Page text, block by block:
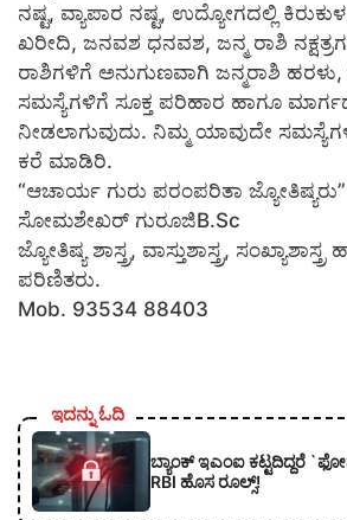
ನಷ್ಟ, ವ್ಯಾಪಾರ ನಷ್ಟ, ಉದ್ಯೋಗದಲ್ಲಿ
ಖರೀದಿ, ಜನವಶ ಧನವಶ, ಜನ್ಮ ರಾಶಿ
ರಾಶಿಗಳಿಗೆ ಅನುಗುಣವಾಗಿ ಜನ್ಮರಾಶಿ ಹರಳು,
ಸಮಸ್ಯೆಗಳಿಗೆ ಸೂಕ್ತ ಪರಿಹಾರ ಹಾಗೂ
ನೀಡಲಾಗುವುದು. ನಿಮ್ಮ ಯಾವುದೇ
ಕರೆ ಮಾಡಿರಿ.
“ಆಚಾರ್ಯ ಗುರು ಪರಂಪರಿತಾ ಜ್ಯೋತಿಷ್ಯರು”
ಸೋಮಶೇಖರ್ ಗುರೂಜಿB.Sc
ಜ್ಯೋತಿಷ್ಯ ಶಾಸ್ತ್ರ, ವಾಸ್ತುಶಾಸ್ತ್ರ, ಸಂಖ್ಯಾಶಾಸ್ತ್ರ
ಪರಿಣಿತರು.
Mob. 93534 88403
ಇದನ್ನು ಓದಿ
ಬ್ಯಾಂಕ್ ಇಎಂಐ ಕಟ್ಟದಿದ್ದರೆ
RBI ಹೊಸ ರೂಲ್ಸ್!